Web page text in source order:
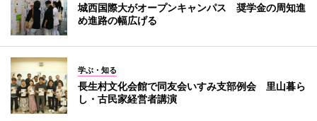
城西国際大がオープンキャンパス 奨学金の周知進
め進路の幅広げる
学ぶ・知る
長生村文化会館で同友会いすみ支部例会 里山暮ら
し・古民家経営者講演